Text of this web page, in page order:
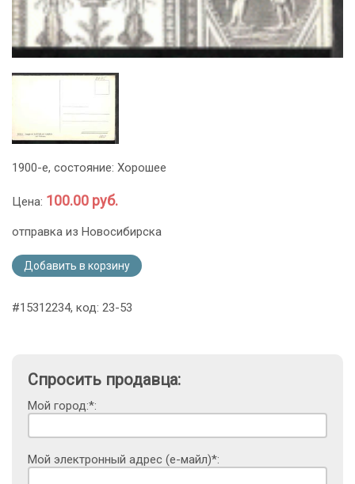
1900-е, состояние: Хорошее
Цена: 100.00 руб.
отправка из Новосибирска
Добавить в корзину
#15312234, код: 23-53
Спросить продавца:
Мой город:*:
Мой электронный адрес (е-майл)*: